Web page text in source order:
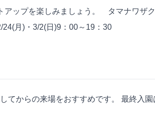
ップを楽しみましょう。 タマナワザ
月)・3/2(日)9：00～19：30
からの来場をおすすめです。 最終入